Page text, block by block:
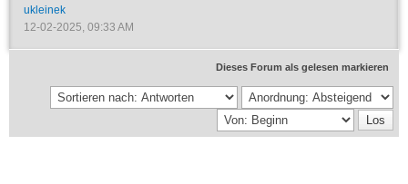
ukleinek
12-02-2025, 09:33 AM
Dieses Forum als gelesen markieren